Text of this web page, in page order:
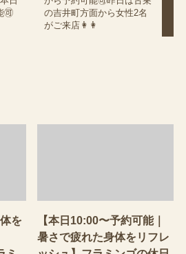
🉑
の吉井町方面から女性2名
がご来店👩👩
を
【本日10:00〜予約可能｜
暑さで疲れた身体をリフレ